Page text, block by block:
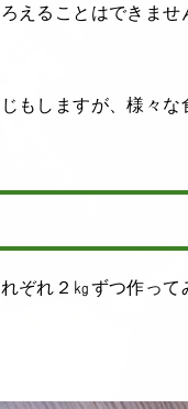
えることはできま
もしますが、様々
ぞれ２㎏ずつ作って